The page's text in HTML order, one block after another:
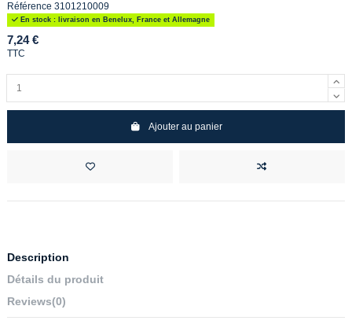
Référence 3101210009
En stock : livraison en Benelux, France et Allemagne
7,24 €
TTC
Ajouter au panier
Description
Détails du produit
Reviews(0)